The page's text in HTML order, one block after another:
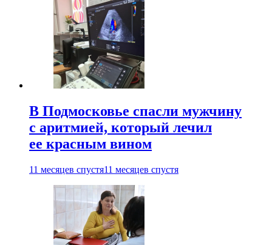
В Подмосковье спасли мужчину
с аритмией, который лечил
ее красным вином
11 месяцев спустя11 месяцев спустя